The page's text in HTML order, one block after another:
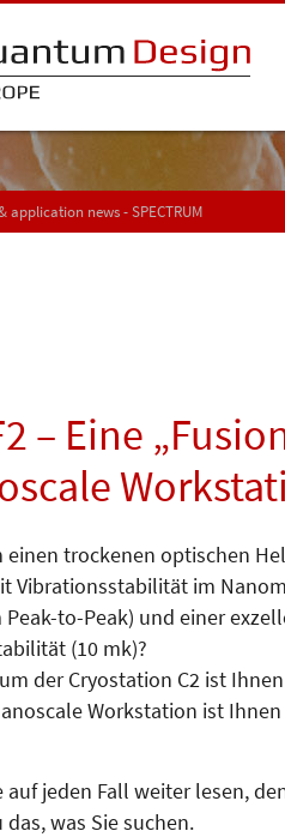
application news - SPECTRUM
– Eine
einen trockenen optischen
Vi­bra­tionsstabilität im
Peak-to-Peak) und einer
(10 mk)?
der Cryostation C2 ist
Workstation ist Ihnen
auf jeden Fall weiter lesen,
was Sie suchen.